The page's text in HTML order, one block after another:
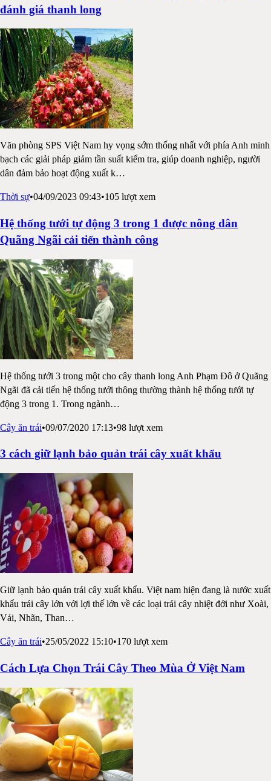
đánh giá thanh long
Văn phòng SPS Việt Nam hy vọng sớm thống nhất với phía Anh minh
bạch các giải pháp giảm tần suất kiểm tra, giúp doanh nghiệp, người
dân đảm bảo hoạt động xuất k…
Thời sự•04/09/2023 09:43•105 lượt xem
Hệ thống tưới tự động 3 trong 1 được nông dân
Quãng Ngãi cải tiến thành công
Hệ thống tưới 3 trong một cho cây thanh long Anh Phạm Đô ở Quãng
Ngãi đã cải tiến hệ thống tưới thông thường thành hệ thống tưới tự
động 3 trong 1. Trong ngành…
Cây ăn trái•09/07/2020 17:13•98 lượt xem
3 cách giữ lạnh bảo quản trái cây xuất khẩu
Giữ lạnh bảo quản trái cây xuất khẩu. Việt nam hiện đang là nước xuất
khẩu trái cây lớn với lợi thế lớn về các loại trái cây nhiệt đới như Xoài,
Vải, Nhãn, Than…
Cây ăn trái•25/05/2022 15:10•170 lượt xem
Cách Lựa Chọn Trái Cây Theo Mùa Ở Việt Nam